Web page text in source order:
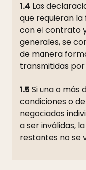
1.4 Las
que requieran
con el contrato
generales, se
de manera
transmitidas
1.5 Si una o más
condiciones o
negociados
a ser inválidas,
restantes no se